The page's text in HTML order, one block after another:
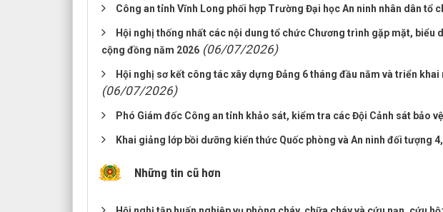
Công an tỉnh Vĩnh Long phối hợp Trường Đại học An ninh nhân dân tổ
Hội nghị thống nhất các nội dung tổ chức Chương trình gặp mặt,
cộng đồng năm 2026 (06/07/2026)
Hội nghị sơ kết công tác xây dựng Đảng 6 tháng đầu năm và triển
(06/07/2026)
Phó Giám đốc Công an tỉnh khảo sát, kiểm tra các Đội Cảnh sát bảo
Khai giảng lớp bồi dưỡng kiến thức Quốc phòng và An ninh đối tượng
Những tin cũ hơn